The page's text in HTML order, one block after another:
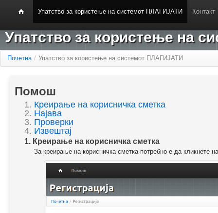
Упатство за користење на системот ПЛАГИЈАТИ Контакт
Упатство за користење на
Почетна / Упатство за користење на системот ПЛАГИЈАТИ
Помош
1. Креирање на корисничка сметка
2. Најава
3. Проверки
4. Извештај
1. Креирање на корисничка сметка
За креирање на корисничка сметка потребно е да кликнете